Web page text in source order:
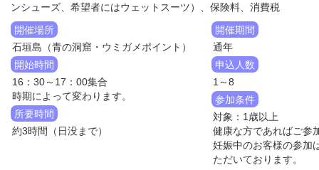
ンシューズ、希望者にはウェットスーツ）、保険料、消費税
開催場所
石垣島（青の洞窟・ウミガメポイント）
開始時間
16：30～17：00集合
時期によって変わります。
所要時間
約3時間（日没まで）
開催期間
通年
申込人数
1～8
参加条件
対象：1歳以上
健康な方であればご参
妊娠中のお客様の参加
ただいております。